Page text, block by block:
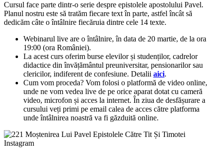
Cursul face parte dintr-o serie despre epistolele apostolului Pavel.
Planul nostru este să tratăm fiecare text în parte, astfel încât să
dedicăm câte o întâlnire fiecăruia dintre cele 14 texte.
Webinarul live are o întâlnire, în data de 20 martie, de la ora
19:00 (ora României).
La acest curs oferim burse elevilor și studenților, cadrelor
didactice din învățământul preuniversitar, pensionarilor sau
clericilor, indiferent de confesiune. Detalii aici.
Cum vom proceda? Vom folosi o platformă de video online,
unde ne vom vedea live de pe orice aparat dotat cu cameră
video, microfon și acces la internet. În ziua de desfășurare a
cursului veți primi pe email calea de acces către platforma
unde întâlnirea noastră va fi găzduită online.